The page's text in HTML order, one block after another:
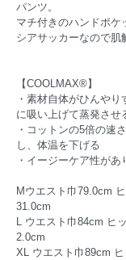
パンツ。
マチ付きのハンドポケ
シアサッカーなので肌
【COOLMAX®︎】
・素材自体がひんや
に吸い上げて蒸発させ
・コットンの5倍の速
し、体温を下げる
・イージーケア性が
Mウエスト巾79.0cm
31.0cm
L ウエスト巾84cm ヒ
2.0cm
XL ウエスト巾89cm